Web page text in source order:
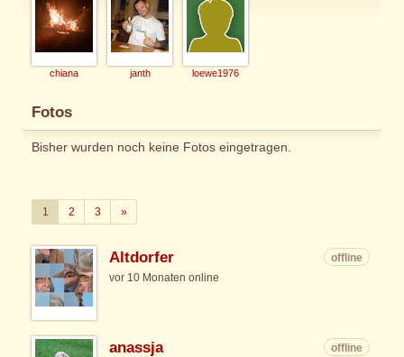
chiana janth loewe1976
Fotos
Bisher wurden noch keine Fotos eingetragen.
1 2 3 »Weiter
Altdorfer
offline
vor 10 Monaten online
anassja
offline